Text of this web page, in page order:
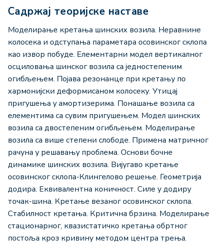
Садржај теоријске наставе
Моделирање кретања шинских возила. Неравнине
колосека и одступања параметара осовинског склопа
као извор побуде. Елементарни модел вертикалног
осциловања шинског возила са једностепеним
огибљењем. Појава резонанце при кретању по
хармонијски деформисаном колосеку. Утицај
пригушења у амортизерима. Понашање возила са
елементима са сувим пригушењем. Mодел шинских
возила са двостепеним огибљењем. Mоделирањe
возила са више степени слободе. Примена матричног
рачуна у решавању проблема. Основи бочне
динамике шинских возила. Вијугаво кретање
осовинског склопа-Клингелово решење. Геометрија
додира. Еквивалентна коничност. Силе у додиру
точак-шина. Кретање везаног осовинског склопа.
Стабилност кретања. Критична брзина. Моделирање
стационарног, квазистатичко кретања обртног
постоља кроз кривину методом центра трења.